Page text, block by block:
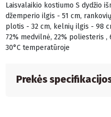
Laisvalaikio kostiumo S dydžio
džemperio ilgis - 51 cm,
plotis - 32 cm, kelnių ilgis - 98
72% medvilnė, 22% poliesteris
30°C temperatūroje
Prekės